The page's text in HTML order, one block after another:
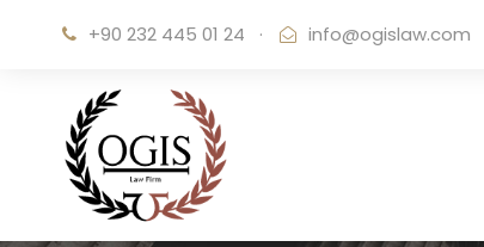
+90 232 445 01 24 · info@ogislaw.com